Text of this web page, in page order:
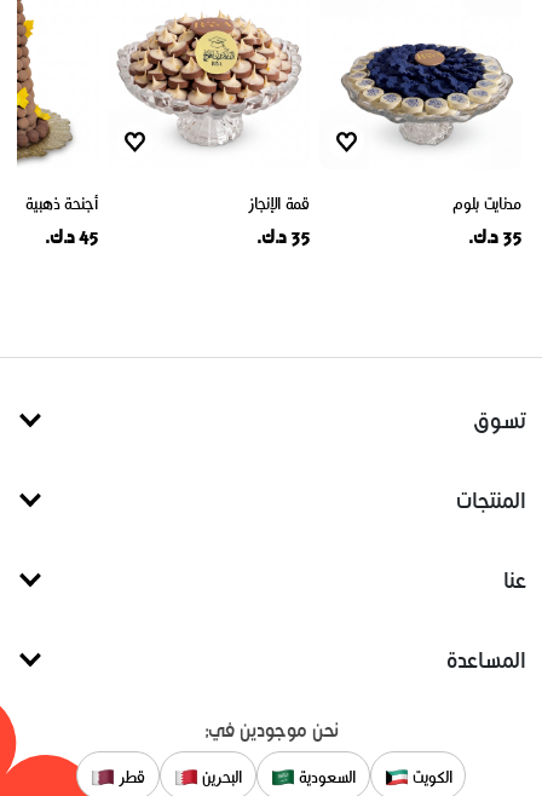
مدنايت بلوم
35 د.ك.
قمة الإنجاز
35 د.ك.
أجنحة ذهبية
45 د.ك.
تسوق
المنتجات
عنا
المساعدة
نحن موجودين في:
الكويت السعودية البحرين قطر